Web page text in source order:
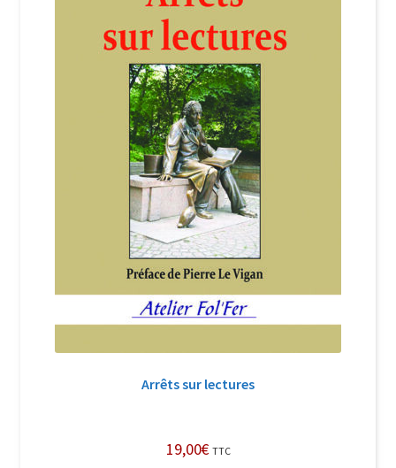
Politique de confidentialité et cookies
Qui sommes-nous ?
Soutien à Philippe Randa
Suivi de la Commande
Arrêts sur lectures
19,00€ TTC